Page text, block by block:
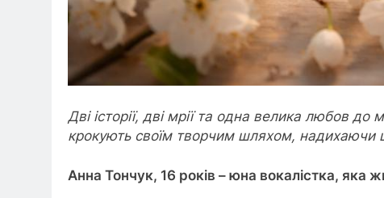
Дві історії, дві мрії та одна велика любов до
крокують своїм творчим шляхом, надихаючи
Анна Тончук, 16 років – юна вокалістка,